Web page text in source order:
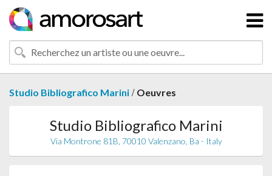
Studio Bibliografico Marini / Oeuvres
Studio Bibliografico Marini
Via Montrone 81B, 70010 Valenzano, Ba - Italy